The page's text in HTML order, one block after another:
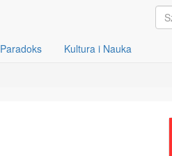
Paradoks
Kultura i Nauka